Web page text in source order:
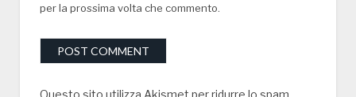
per la prossima volta che commento.
Questo sito utilizza Akismet per ridurre lo spam.